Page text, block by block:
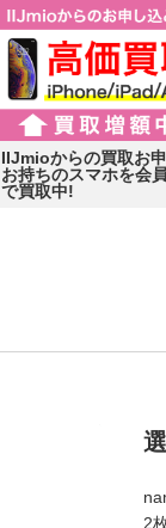
IIJmioからの買取お
お持ちのスマホを会
で買取中!
2